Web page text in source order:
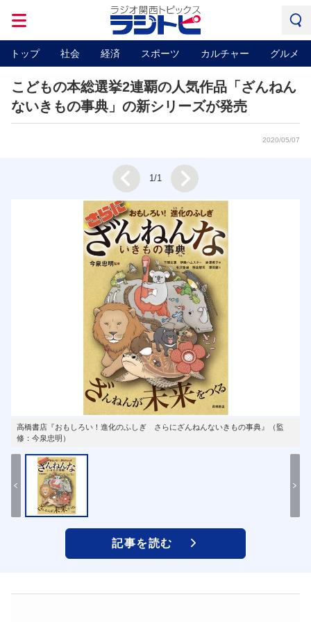
トップ 社会 経済 スポーツ カルチャー グルメ
こどもの本総選挙2連覇の人気作品「ざんねん
ないきもの事典」の新シリーズが発売
2020/05/07
高橋書店『おもしろい！進化のふしぎ さらにざんねんないきもの事典』（監
修：今泉忠明）
Prev 1/1 Next
記事を読む